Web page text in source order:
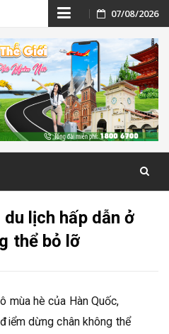
Skip
to
content
07/08/2026
lịch hấp dẫn ở
thể bỏ lỡ
mùa hè của Hàn Quốc,
dừng chân không thể